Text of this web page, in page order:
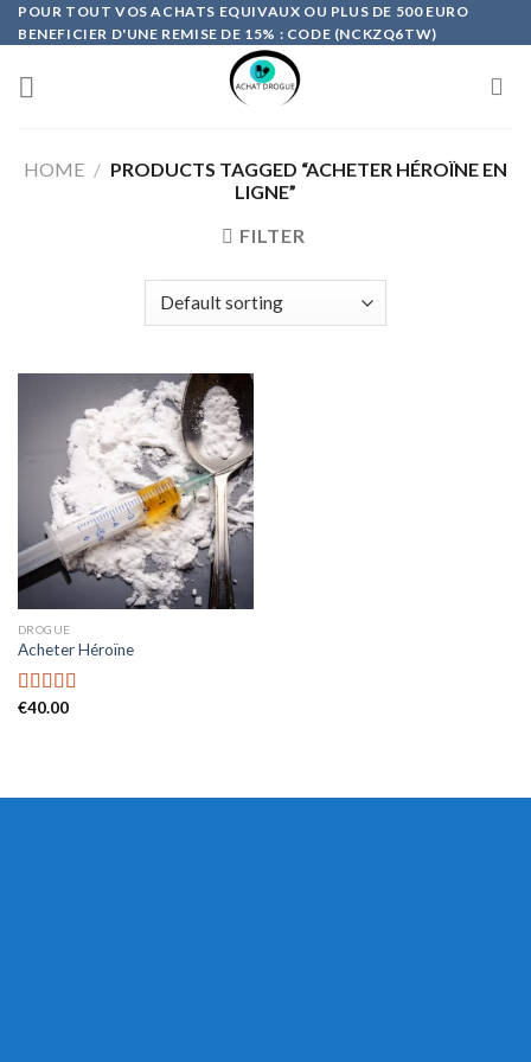
Skip
to
content
POUR TOUT VOS ACHATS EQUIVAUX OU PLUS DE 500 EURO
BENEFICIER D'UNE REMISE DE 15% : CODE (NCKZQ6TW)
HOME / PRODUCTS TAGGED “ACHETER HÉROÏNE EN
LIGNE”
FILTER
DROGUE
Acheter Héroïne
Rated4.53
€40.00